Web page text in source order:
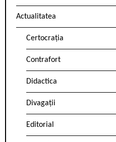
Actualitatea
Certocrația
Contrafort
Didactica
Divagații
Editorial